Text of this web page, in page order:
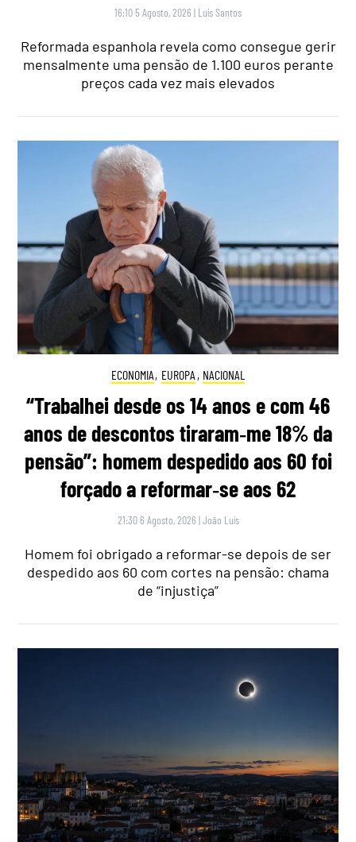
16:10 5 Agosto, 2026 | Luís Santos
Reformada espanhola revela como consegue gerir
mensalmente uma pensão de 1.100 euros perante
preços cada vez mais elevados
ECONOMIA, EUROPA , NACIONAL
“Trabalhei desde os 14 anos e com 46
anos de descontos tiraram‑me 18% da
pensão”: homem despedido aos 60 foi
forçado a reformar‑se aos 62
21:30 6 Agosto, 2026 |João Luís
Homem foi obrigado a reformar-se depois de ser
despedido aos 60 com cortes na pensão: chama
de “injustiça”